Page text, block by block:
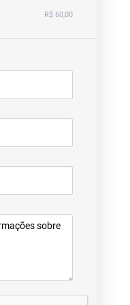
R$ 60,00